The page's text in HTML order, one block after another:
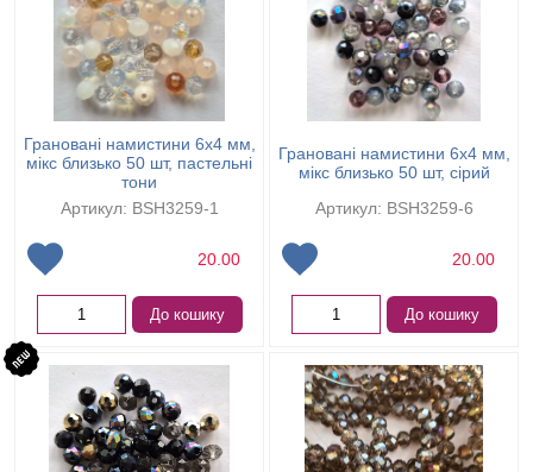
Грановані намистини 6х4 мм,
мікс близько 50 шт, пастельні
тони
Артикул: BSH3259-1
20.00
До кошику
Грановані намистини 6х4 мм,
мікс близько 50 шт, сірий
Артикул: BSH3259-6
20.00
До кошику